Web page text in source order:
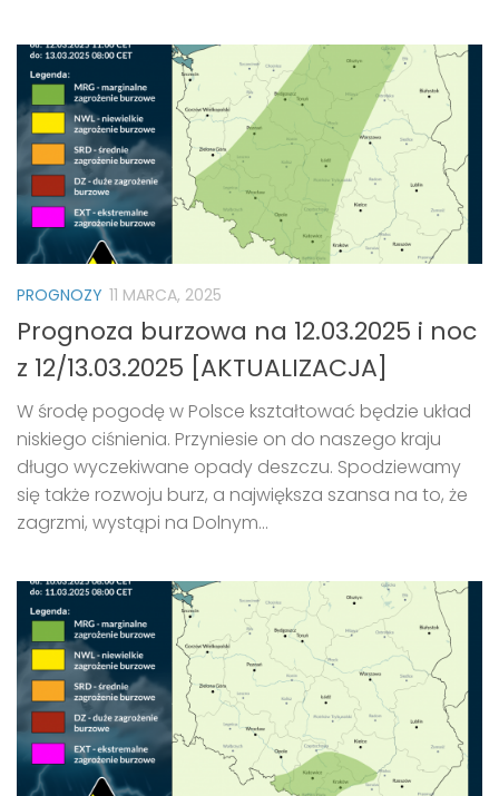
PROGNOZY 11 MARCA, 2025
Prognoza burzowa na 12.03.2025 i noc
z 12/13.03.2025 [AKTUALIZACJA]
W środę pogodę w Polsce kształtować będzie układ
niskiego ciśnienia. Przyniesie on do naszego kraju
długo wyczekiwane opady deszczu. Spodziewamy
się także rozwoju burz, a największa szansa na to, że
zagrzmi, wystąpi na Dolnym...